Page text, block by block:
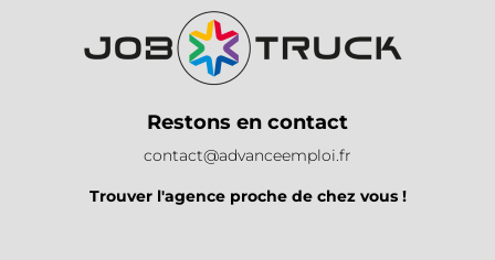
Restons en contact
contact@advanceemploi.fr
Trouver l'agence proche de chez vous !